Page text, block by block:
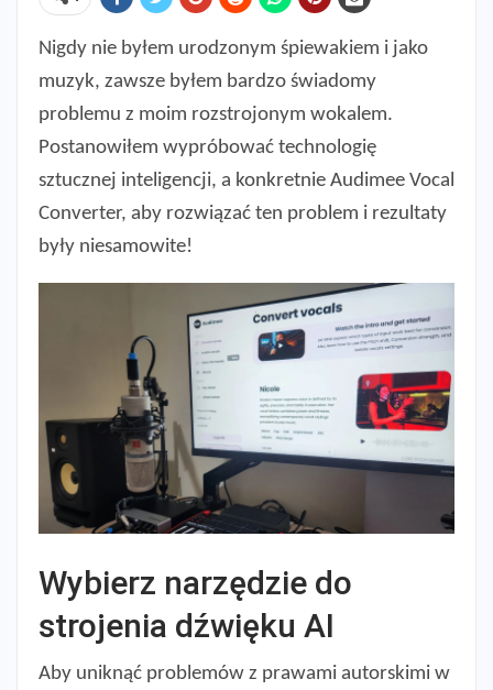
Nigdy nie byłem urodzonym śpiewakiem i jako
muzyk, zawsze byłem bardzo świadomy
problemu z moim rozstrojonym wokalem.
Postanowiłem wypróbować technologię
sztucznej inteligencji, a konkretnie Audimee Vocal
Converter, aby rozwiązać ten problem i rezultaty
były niesamowite!
Wybierz narzędzie do
strojenia dźwięku AI
Aby uniknąć problemów z prawami autorskimi w